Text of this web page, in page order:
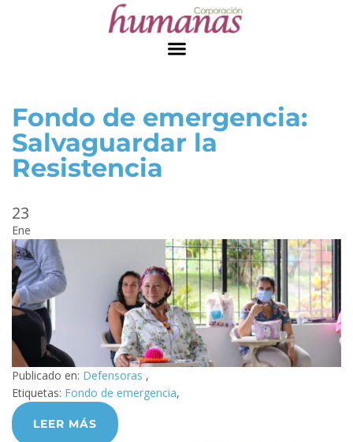
Fondo de emergencia:
Salvaguardar la
Resistencia
23
Ene
Publicado en: Defensoras ,
Etiquetas: Fondo de emergencia,
LEER MÁS